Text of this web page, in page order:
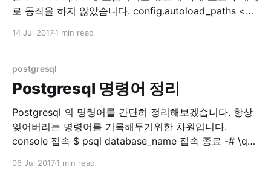
로 동작을 하지 않았습니다. config.autoload_paths <<
14 Jul 20171 min read
postgresql
Postgresql 명령어 정리
Postgresql 의 명령어를 간단히 정리해보겠습니다. 항상
잊어버리는 명령어를 기록해두기위한 차원입니다.
console 접속 $ psql database_name 접속 종료 -# \q
06 Jul 20171 min read